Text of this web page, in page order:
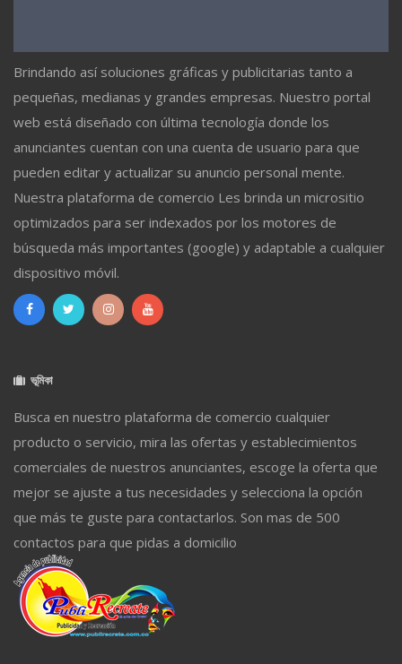
Brindando así soluciones gráficas y publicitarias tanto a
pequeñas, medianas y grandes empresas. Nuestro portal
web está diseñado con última tecnología donde los
anunciantes cuentan con una cuenta de usuario para que
pueden editar y actualizar su anuncio personal mente.
Nuestra plataforma de comercio Les brinda un micrositio
optimizados para ser indexados por los motores de
búsqueda más importantes (google) y adaptable a cualquier
dispositivo móvil.
ভূমিকা
Busca en nuestro plataforma de comercio cualquier
producto o servicio, mira las ofertas y establecimientos
comerciales de nuestros anunciantes, escoge la oferta que
mejor se ajuste a tus necesidades y selecciona la opción
que más te guste para contactarlos. Son mas de 500
contactos para que pidas a domicilio